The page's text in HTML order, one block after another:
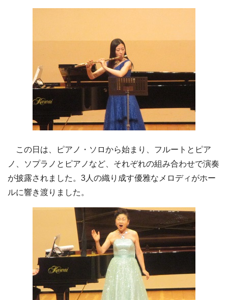
この日は、ピアノ・ソロから始まり、フルートとピア
ノ、ソプラノとピアノなど、それぞれの組み合わせで演奏
が披露されました。3人の織り成す優雅なメロディがホー
ルに響き渡りました。